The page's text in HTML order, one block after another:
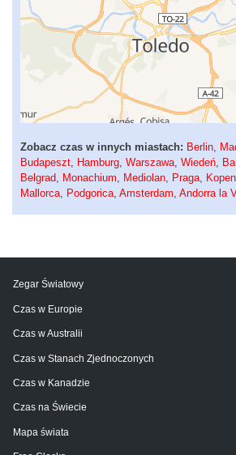
Zobacz czas w innych miastach: Berlin
Budapeszt
Hamburg Warszawa Wiedeń
Belgrad
Monachium Mediolan Praga
Mallorca
Podgorica Amsterdam Andorra la
Zegar Światowy
Czas w Europie
Czas w Australii
Czas w Stanach Zjednoczonych
Czas w Kanadzie
Czas na Świecie
Mapa świata